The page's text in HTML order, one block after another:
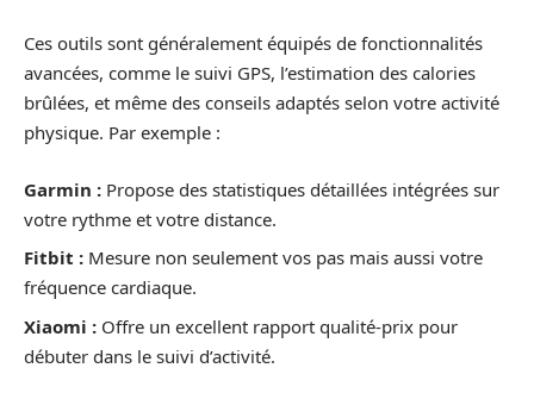
Ces outils sont généralement équipés de fonctionnalités
avancées, comme le suivi GPS, l’estimation des calories
brûlées, et même des conseils adaptés selon votre activité
physique. Par exemple :
Garmin : Propose des statistiques détaillées intégrées sur
votre rythme et votre distance.
Fitbit : Mesure non seulement vos pas mais aussi votre
fréquence cardiaque.
Xiaomi : Offre un excellent rapport qualité-prix pour
débuter dans le suivi d’activité.